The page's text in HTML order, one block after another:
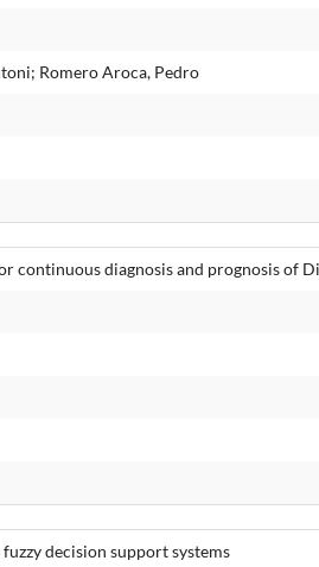
Romero Aroca, Pedro
continuous diagnosis and prognosis of
decision support systems